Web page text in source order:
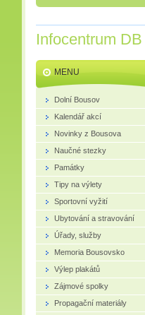
Infocentrum DB
MENU
Dolní Bousov
Kalendář akcí
Novinky z Bousova
Naučné stezky
Památky
Tipy na výlety
Sportovní vyžití
Ubytování a stravování
Úřady, služby
Memoria Bousovsko
Výlep plakátů
Zájmové spolky
Propagační materiály